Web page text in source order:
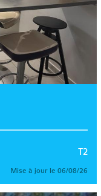
T2
Mise à jour le 06/08/26